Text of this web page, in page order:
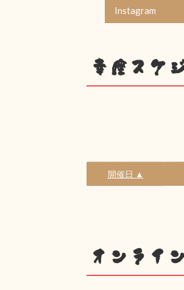
Instagram
幸座スケ
開催日 ▲
オンライ